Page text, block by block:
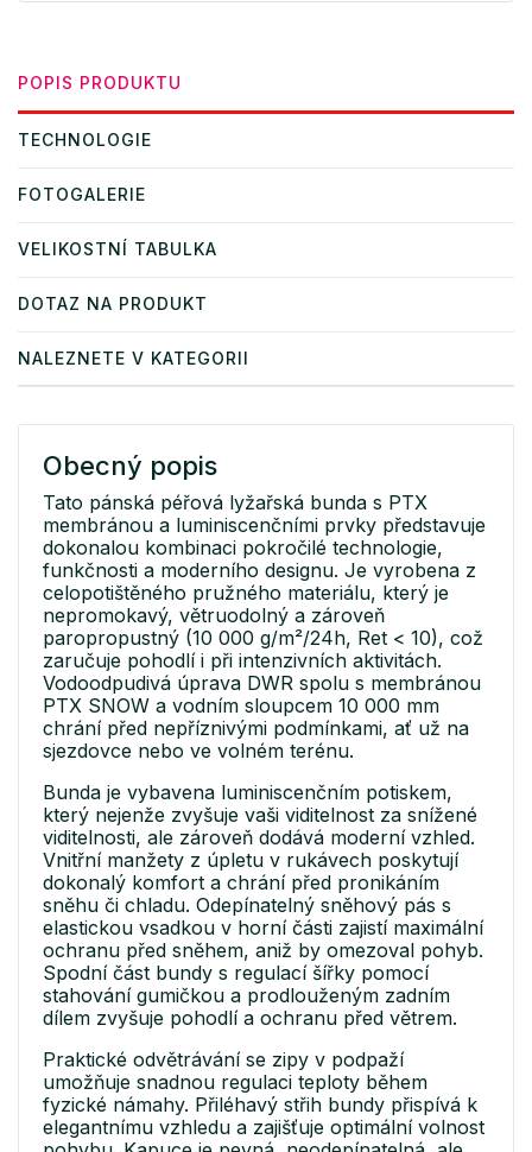
POPIS PRODUKTU
TECHNOLOGIE
FOTOGALERIE
VELIKOSTNÍ TABULKA
DOTAZ NA PRODUKT
NALEZNETE V KATEGORII
Obecný popis
Tato pánská péřová lyžařská bunda s PTX
membránou a luminiscenčními prvky představuje
dokonalou kombinaci pokročilé technologie,
funkčnosti a moderního designu. Je vyrobena z
celopotištěného pružného materiálu, který je
nepromokavý, větruodolný a zároveň
paropropustný (10 000 g/m²/24h, Ret < 10), což
zaručuje pohodlí i při intenzivních aktivitách.
Vodoodpudivá úprava DWR spolu s membránou
PTX SNOW a vodním sloupcem 10 000 mm
chrání před nepříznivými podmínkami, ať už na
sjezdovce nebo ve volném terénu.
Bunda je vybavena luminiscenčním potiskem,
který nejenže zvyšuje vaši viditelnost za snížené
viditelnosti, ale zároveň dodává moderní vzhled.
Vnitřní manžety z úpletu v rukávech poskytují
dokonalý komfort a chrání před pronikáním
sněhu či chladu. Odepínatelný sněhový pás s
elastickou vsadkou v horní části zajistí maximální
ochranu před sněhem, aniž by omezoval pohyb.
Spodní část bundy s regulací šířky pomocí
stahování gumičkou a prodlouženým zadním
dílem zvyšuje pohodlí a ochranu před větrem.
Praktické odvětrávání se zipy v podpaží
umožňuje snadnou regulaci teploty během
fyzické námahy. Přiléhavý střih bundy přispívá k
elegantnímu vzhledu a zajišťuje optimální volnost